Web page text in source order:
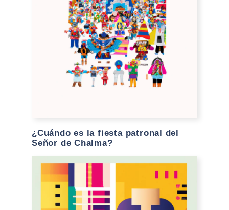
¿Cuándo es la fiesta patronal del
Señor de Chalma?